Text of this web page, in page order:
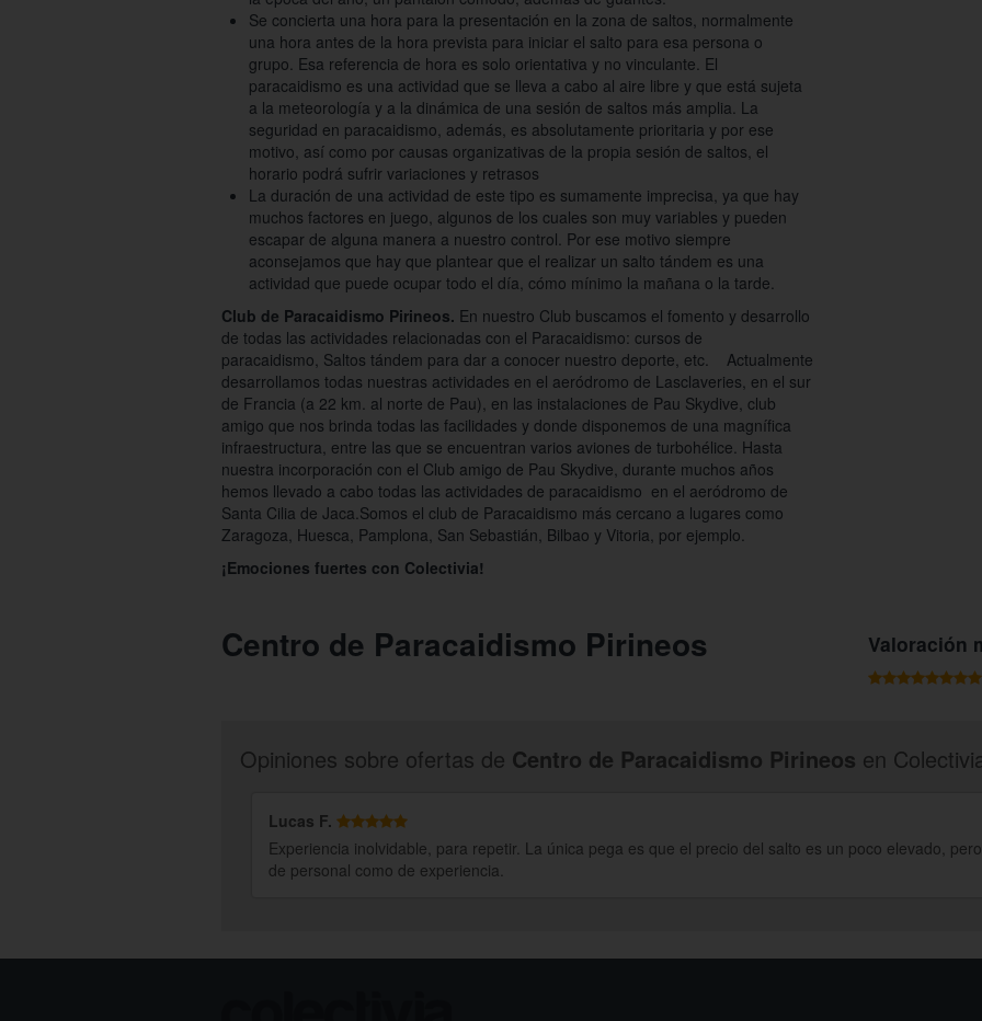
Se concierta una hora para la presentación en la zona de saltos, normalmente
una hora antes de la hora prevista para iniciar el salto para esa persona o
grupo. Esa referencia de hora es solo orientativa y no vinculante. El
paracaidismo es una actividad que se lleva a cabo al aire libre y que está sujeta
a la meteorología y a la dinámica de una sesión de saltos más amplia. La
seguridad en paracaidismo, además, es absolutamente prioritaria y por ese
motivo, así como por causas organizativas de la propia sesión de saltos, el
horario podrá sufrir variaciones y retrasos
La duración de una actividad de este tipo es sumamente imprecisa, ya que hay
muchos factores en juego, algunos de los cuales son muy variables y pueden
escapar de alguna manera a nuestro control. Por ese motivo siempre
aconsejamos que hay que plantear que el realizar un salto tándem es una
actividad que puede ocupar todo el día, cómo mínimo la mañana o la tarde.
Club de Paracaidismo Pirineos. En nuestro Club buscamos el fomento y desarrollo
de todas las actividades relacionadas con el Paracaidismo: cursos de
paracaidismo, Saltos tándem para dar a conocer nuestro deporte, etc. Actualmente
desarrollamos todas nuestras actividades en el aeródromo de Lasclaveries, en el sur
de Francia (a 22 km. al norte de Pau), en las instalaciones de Pau Skydive, club
amigo que nos brinda todas las facilidades y donde disponemos de una magnífica
infraestructura, entre las que se encuentran varios aviones de turbohélice. Hasta
nuestra incorporación con el Club amigo de Pau Skydive, durante muchos años
hemos llevado a cabo todas las actividades de paracaidismo en el aeródromo de
Santa Cilia de Jaca.Somos el club de Paracaidismo más cercano a lugares como
Zaragoza, Huesca, Pamplona, San Sebastián, Bilbao y Vitoria, por ejemplo.
¡Emociones fuertes con Colectivia!
Centro de Paracaidismo Pirineos Valoración
Opiniones sobre ofertas de Centro de Paracaidismo Pirineos en
Lucas F.
Experiencia inolvidable, para repetir. La única pega es que el precio del salto es un poco elevado,
de personal como de experiencia.